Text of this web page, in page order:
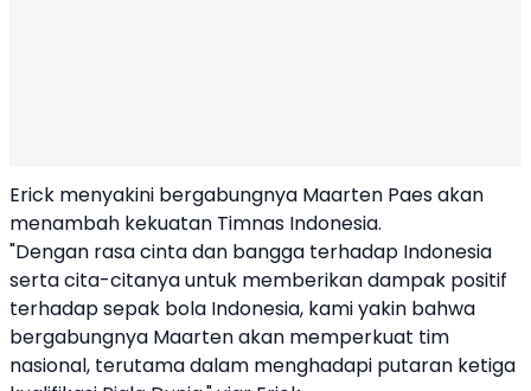
Erick menyakini bergabungnya Maarten Paes akan
menambah kekuatan Timnas Indonesia.
"Dengan rasa cinta dan bangga terhadap Indonesia
serta cita-citanya untuk memberikan dampak positif
terhadap sepak bola Indonesia, kami yakin bahwa
bergabungnya Maarten akan memperkuat tim
nasional, terutama dalam menghadapi putaran ketiga